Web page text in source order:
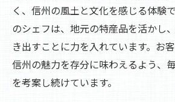
く、信州の風土と文化を感じる体験
のシェフは、地元の特産品を活かし
き出すことに力を入れています。お
信州の魅力を存分に味わえるよう、
を考案し続けています。